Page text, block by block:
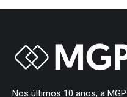
Nos últimos 10 anos, a